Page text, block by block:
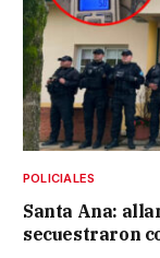
POLICIALES
Santa Ana:
secuestraron